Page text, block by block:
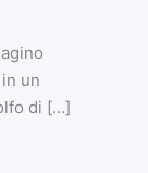
un
di […]